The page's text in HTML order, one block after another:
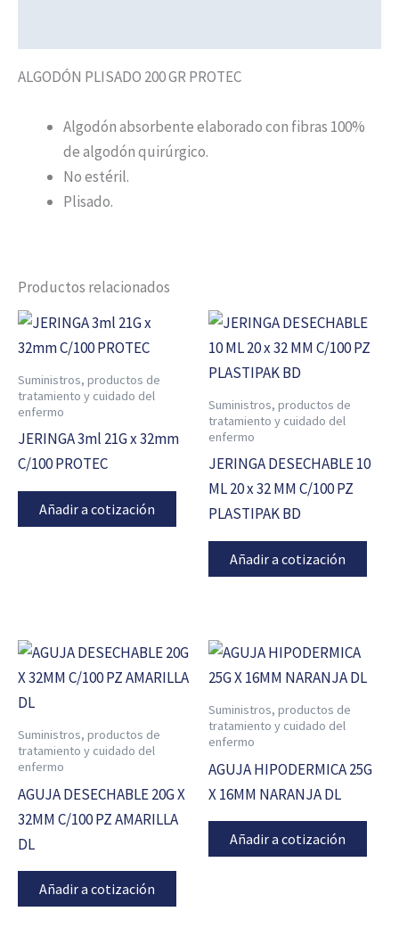
ALGODÓN PLISADO 200 GR PROTEC
Algodón absorbente elaborado con fibras 100%
de algodón quirúrgico.
No estéril.
Plisado.
Productos relacionados
Suministros, productos de
tratamiento y cuidado del
enfermo
JERINGA 3ml 21G x 32mm
C/100 PROTEC
Añadir a cotización
Suministros, productos de
tratamiento y cuidado del
enfermo
JERINGA DESECHABLE 10
ML 20 x 32 MM C/100 PZ
PLASTIPAK BD
Añadir a cotización
Suministros, productos de
tratamiento y cuidado del
enfermo
AGUJA DESECHABLE 20G X
32MM C/100 PZ AMARILLA
DL
Añadir a cotización
Suministros, productos de
tratamiento y cuidado del
enfermo
AGUJA HIPODERMICA 25G
X 16MM NARANJA DL
Añadir a cotización